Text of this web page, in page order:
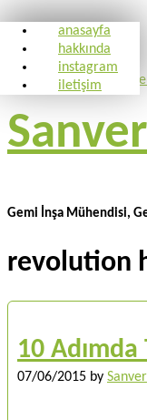
anasayfa
hakkında
instagram
iletişim
Gemi İnşa Mühendisi,
revolution
10 Adımda
07/06/2015 by Sanver